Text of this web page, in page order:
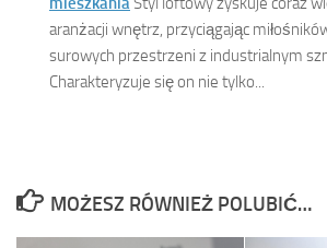
aranżacji wnętrz, przyciągając
surowych przestrzeni z industrialnym
Charakteryzuje się on nie tylko...
MOŻESZ RÓWNIEŻ POLUBIĆ…